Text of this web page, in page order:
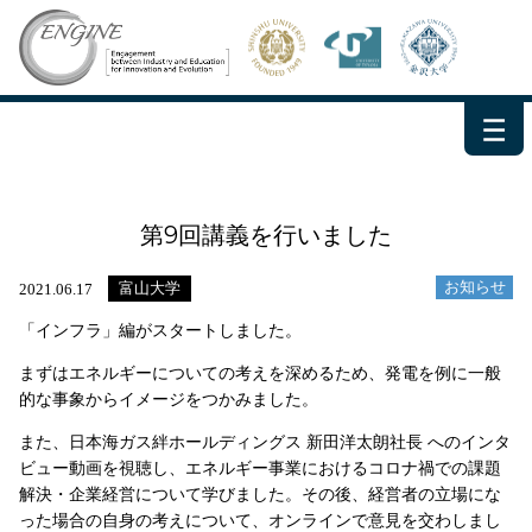
－
－
－
第9回講義を行いました
2021.06.17 富山大学 お知らせ
「インフラ」編がスタートしました。
まずはエネルギーについての考えを深めるため、発電を例に一般
的な事象からイメージをつかみました。
また、日本海ガス絆ホールディングス 新田洋太朗社長 へのインタ
ビュー動画を視聴し、エネルギー事業におけるコロナ禍での課題
解決・企業経営について学びました。その後、経営者の立場にな
った場合の自身の考えについて、オンラインで意見を交わしまし